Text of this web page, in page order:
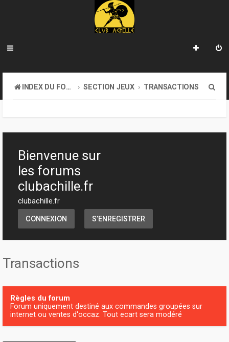
INDEX DU FORUM SECTION JEUX TRANSACTIONS
h
Bienvenue sur
les forums
clubachille.fr
clubachille.fr
CONNEXION S’ENREGISTRER
Transactions
Règles du forum
Forum uniquement destiné aux commandes groupées sur
internet ou ventes d'occaz. Tout ecart sera modéré